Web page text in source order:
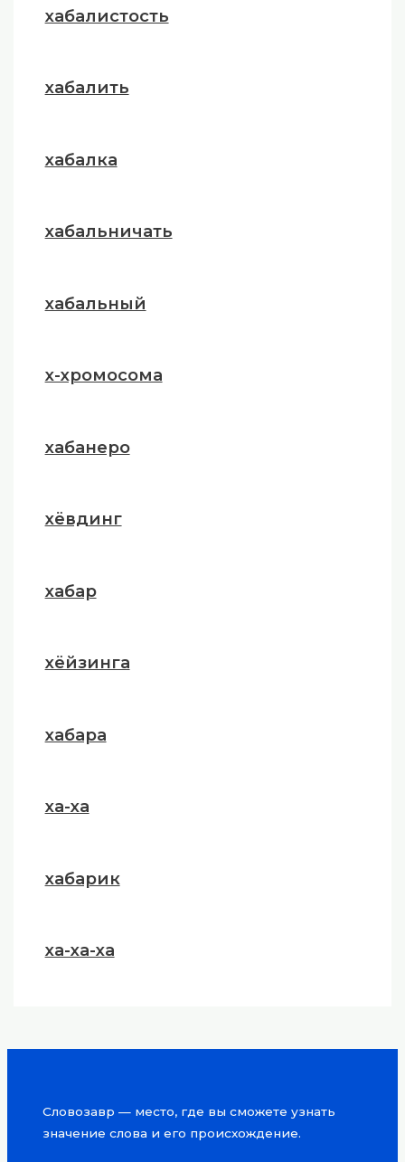
хабалистость
хабалить
хабалка
хабальничать
хабальный
х-хромосома
хабанеро
хёвдинг
хабар
хёйзинга
хабара
ха-ха
хабарик
ха-ха-ха
Словозавр — место, где вы сможете узнать
значение слова и его происхождение.